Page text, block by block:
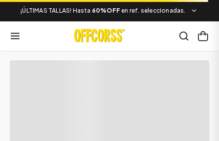
¡ÚLTIMAS TALLAS! Hasta 60%OFF en ref. seleccionadas.